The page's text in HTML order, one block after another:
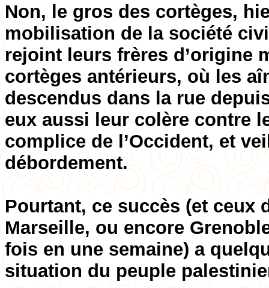
Non, le gros des cortèges,
mobilisation de la société
rejoint leurs frères d’origine
cortèges antérieurs, où les
descendus dans la rue
eux aussi leur colère contre
complice de l’Occident, et
débordement.
Pourtant, ce succès (et ceux
Marseille, ou encore
fois en une semaine) a
situation du peuple